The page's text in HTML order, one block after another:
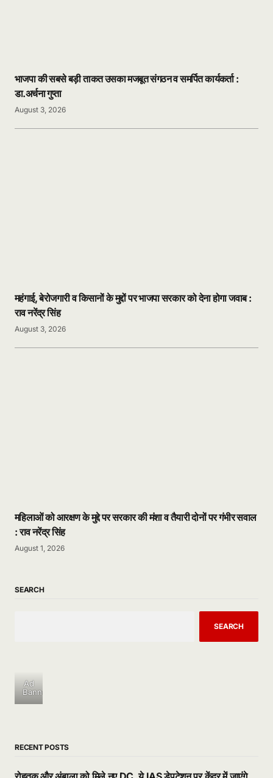
भाजपा की सबसे बड़ी ताकत उसका मजबूत संगठन व समर्पित कार्यकर्ता :
डा.अर्चना गुप्ता
August 3, 2026
महंगाई, बेरोजगारी व किसानों के मुद्दों पर भाजपा सरकार को देना होगा जवाब :
राव नरेंद्र सिंह
August 3, 2026
महिलाओं को आरक्षण के मुद्दे पर सरकार की मंशा व तैयारी दोनों पर गंभीर सवाल
: राव नरेंद्र सिंह
August 1, 2026
SEARCH
SEARCH
Ad
Banner
RECENT POSTS